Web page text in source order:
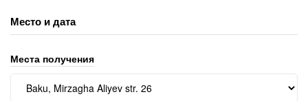
Место и дата
Места получения